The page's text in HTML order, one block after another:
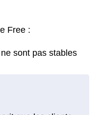
Free :
sont pas stables